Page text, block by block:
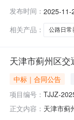
购政策备
常养护项
发布时间： 2025-11-
相关产品：
公路日常
天津市蓟州区交
中标｜合同公告
项目编号： TJJZ-
正文内容： 天津市蓟